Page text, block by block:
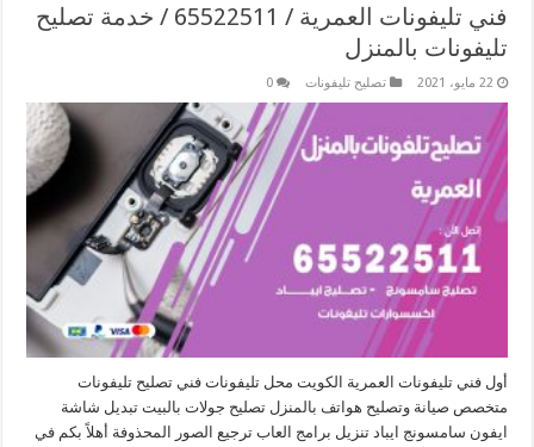
فني تليفونات العمرية / 65522511 / خدمة تصليح
تليفونات بالمنزل
22 مايو، 2021 تصليح تليفونات 0
أول فني تليفونات العمرية الكويت محل تليفونات فني تصليح تليفونات
متخصص صيانة وتصليح هواتف بالمنزل تصليح جولات بالبيت تبديل شاشة
ايفون سامسونج ايباد تنزيل برامج العاب ترجيع الصور المحذوفة أهلاً بكم في